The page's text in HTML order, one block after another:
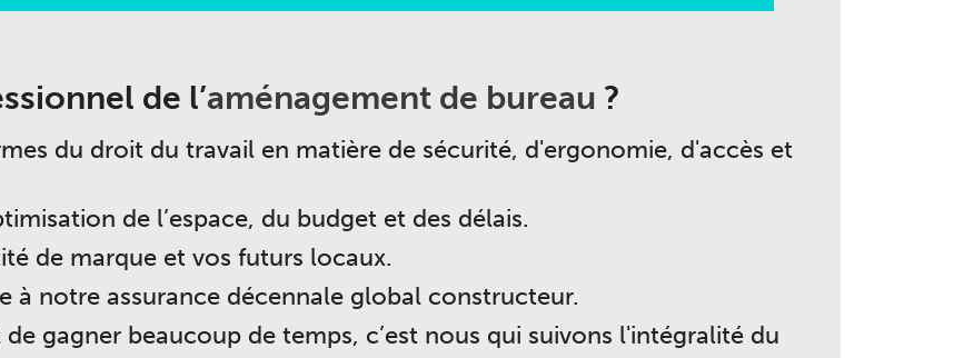
de l’aménagement de bureau ?
du droit du travail en matière de sécurité, d'ergonomie, d'accès et
de l’espace, du budget et des délais.
de marque et vos futurs locaux.
à notre assurance décennale global constructeur.
gagner beaucoup de temps, c’est nous qui suivons l'intégralité du